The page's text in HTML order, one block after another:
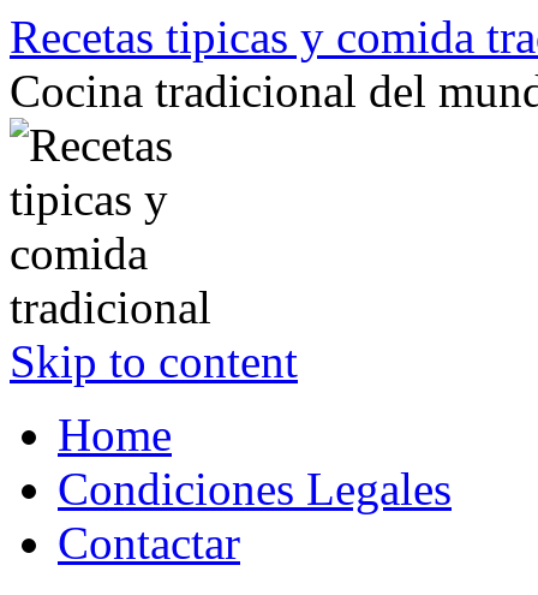
Recetas tipicas y comida
Cocina tradicional del
Skip to content
Home
Condiciones Legales
Contactar